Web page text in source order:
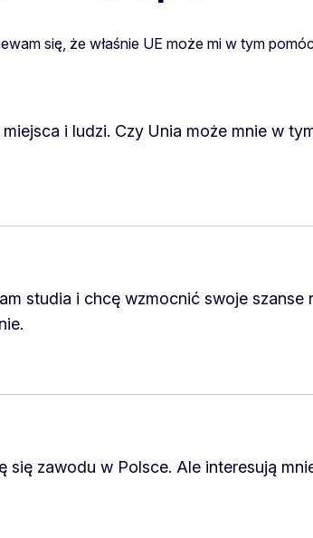
się, że właśnie UE może mi w tym
i ludzi. Czy Unia może mnie w
studia i chcę wzmocnić swoje
się zawodu w Polsce. Ale interesują